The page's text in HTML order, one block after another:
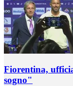
Fiorentina,
sogno"